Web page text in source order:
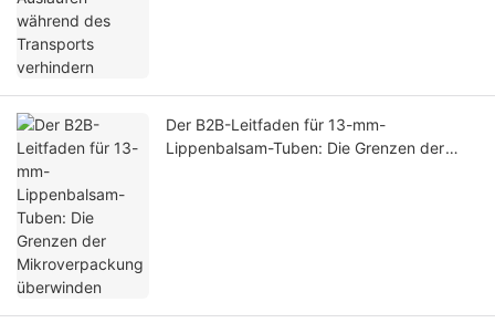
Der B2B-Leitfaden für 13-mm-
Lippenbalsam-Tuben: Die Grenzen der